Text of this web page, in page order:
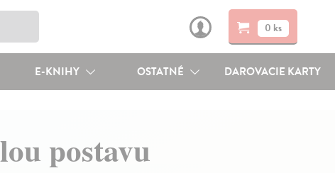
0 ks
E-KNIHY OSTATNÉ DAROVACIE KARTY
postavu